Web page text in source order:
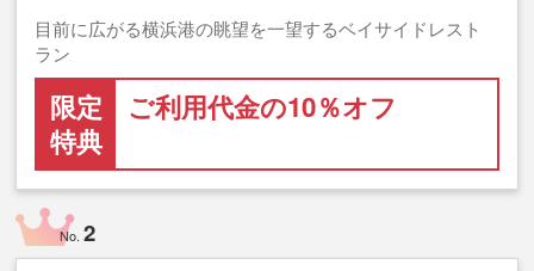
目前に広がる横浜港の眺望を一望するベイサイドレスト
ラン
限定
特典
ご利用代金の10％オフ
No.2